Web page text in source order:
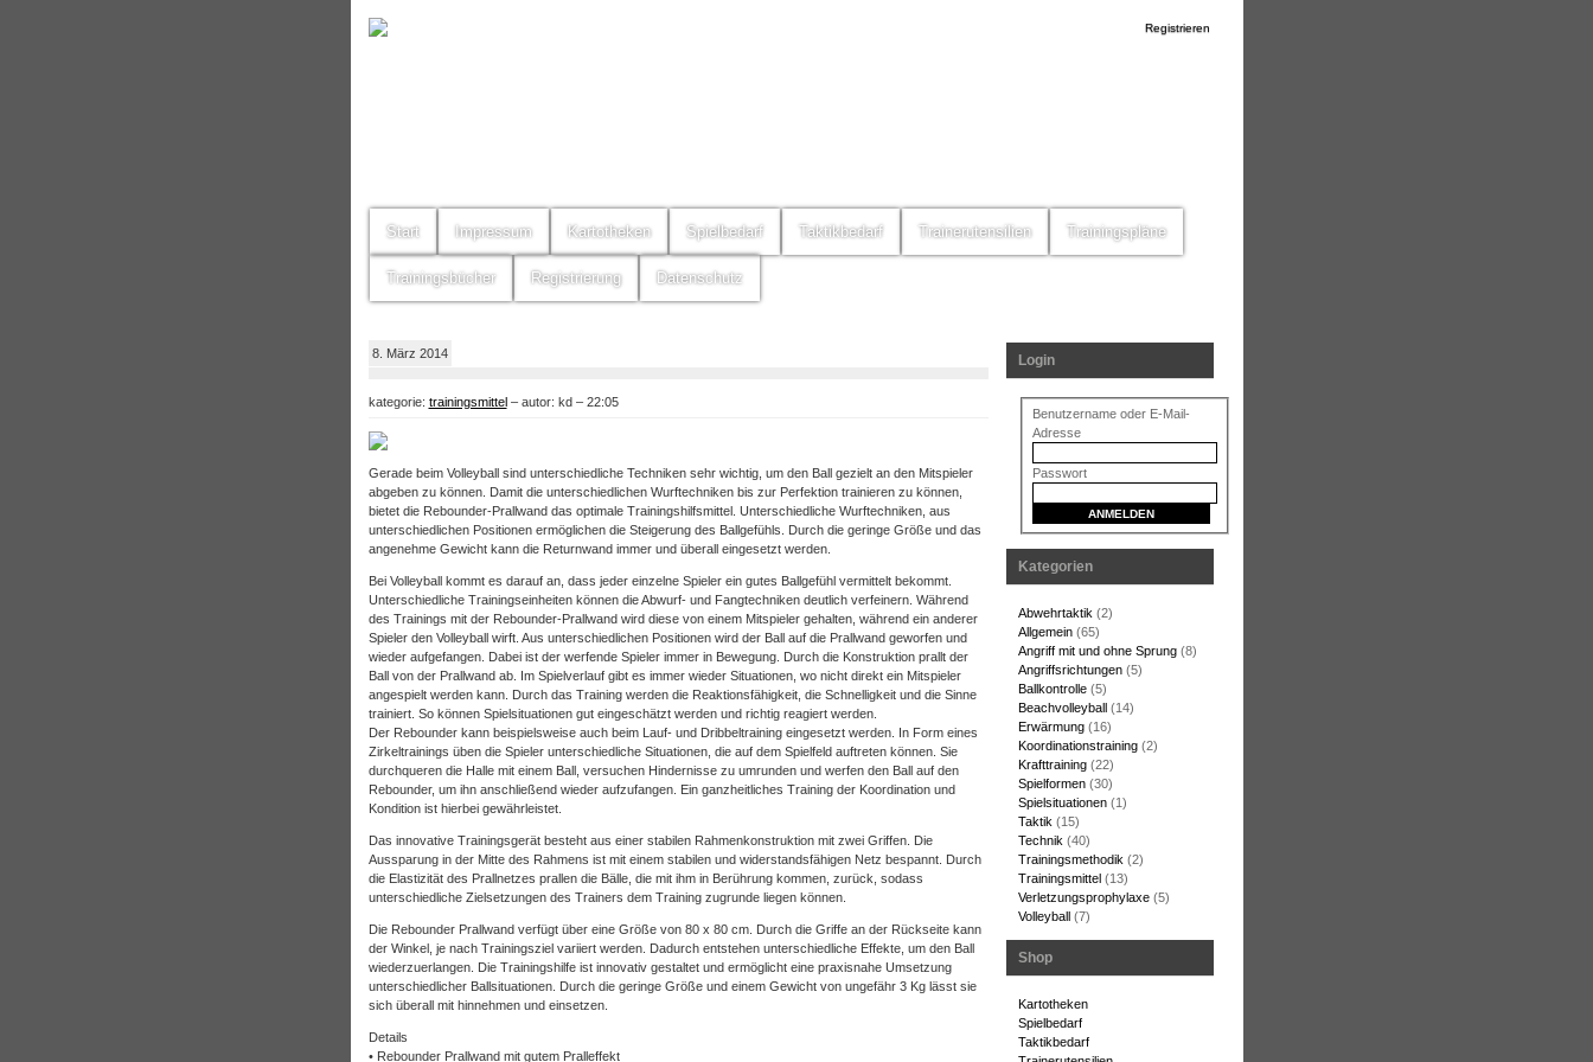
Registrieren
Start Impressum Kartotheken Spielbedarf Taktikbedarf Trainerutensilien Trainingspläne
Trainingsbücher Registrierung Datenschutz
Login
Benutzername oder E-Mail-
Adresse
Passwort
Kategorien
Abwehrtaktik (2)
Allgemein(65)
Angriff mit und ohne Sprung(8)
Angriffsrichtungen(5)
Ballkontrolle(5)
Beachvolleyball(14)
Erwärmung(16)
Koordinationstraining(2)
Krafttraining(22)
Spielformen(30)
Spielsituationen(1)
Taktik (15)
Technik (40)
Trainingsmethodik (2)
Trainingsmittel(13)
Verletzungsprophylaxe(5)
Volleyball(7)
Shop
Kartotheken
Spielbedarf
Taktikbedarf
8. März 2014
kategorie: trainingsmittel – autor: kd – 22:05
Gerade beim Volleyball sind unterschiedliche Techniken sehr wichtig, um den Ball gezielt an den Mitspieler
abgeben zu können. Damit die unterschiedlichen Wurftechniken bis zur Perfektion trainieren zu können,
bietet die Rebounder-Prallwand das optimale Trainingshilfsmittel. Unterschiedliche Wurftechniken, aus
unterschiedlichen Positionen ermöglichen die Steigerung des Ballgefühls. Durch die geringe Größe und das
angenehme Gewicht kann die Returnwand immer und überall eingesetzt werden.
Bei Volleyball kommt es darauf an, dass jeder einzelne Spieler ein gutes Ballgefühl vermittelt bekommt.
Unterschiedliche Trainingseinheiten können die Abwurf- und Fangtechniken deutlich verfeinern. Während
des Trainings mit der Rebounder-Prallwand wird diese von einem Mitspieler gehalten, während ein anderer
Spieler den Volleyball wirft. Aus unterschiedlichen Positionen wird der Ball auf die Prallwand geworfen und
wieder aufgefangen. Dabei ist der werfende Spieler immer in Bewegung. Durch die Konstruktion prallt der
Ball von der Prallwand ab. Im Spielverlauf gibt es immer wieder Situationen, wo nicht direkt ein Mitspieler
angespielt werden kann. Durch das Training werden die Reaktionsfähigkeit, die Schnelligkeit und die Sinne
trainiert. So können Spielsituationen gut eingeschätzt werden und richtig reagiert werden.
Der Rebounder kann beispielsweise auch beim Lauf- und Dribbeltraining eingesetzt werden. In Form eines
Zirkeltrainings üben die Spieler unterschiedliche Situationen, die auf dem Spielfeld auftreten können. Sie
durchqueren die Halle mit einem Ball, versuchen Hindernisse zu umrunden und werfen den Ball auf den
Rebounder, um ihn anschließend wieder aufzufangen. Ein ganzheitliches Training der Koordination und
Kondition ist hierbei gewährleistet.
Das innovative Trainingsgerät besteht aus einer stabilen Rahmenkonstruktion mit zwei Griffen. Die
Aussparung in der Mitte des Rahmens ist mit einem stabilen und widerstandsfähigen Netz bespannt. Durch
die Elastizität des Prallnetzes prallen die Bälle, die mit ihm in Berührung kommen, zurück, sodass
unterschiedliche Zielsetzungen des Trainers dem Training zugrunde liegen können.
Die Rebounder Prallwand verfügt über eine Größe von 80 x 80 cm. Durch die Griffe an der Rückseite kann
der Winkel, je nach Trainingsziel variiert werden. Dadurch entstehen unterschiedliche Effekte, um den Ball
wiederzuerlangen. Die Trainingshilfe ist innovativ gestaltet und ermöglicht eine praxisnahe Umsetzung
unterschiedlicher Ballsituationen. Durch die geringe Größe und einem Gewicht von ungefähr 3 Kg lässt sie
sich überall mit hinnehmen und einsetzen.
Details
• Rebounder Prallwand mit gutem Pralleffekt